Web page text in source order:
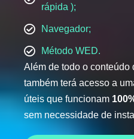
rápida );
Navegador;
Método WED.
Além de todo o conteúdo
também terá acesso a
úteis que funcionam
sem necessidade de